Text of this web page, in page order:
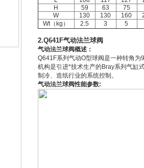
H
59 63 75
W
130 130 160
Wt（kg）
2.5 3 5
2.Q641F气动法兰球阀
气动法兰球阀概述：
Q641F系列气动O型球阀是一种转角为
机构是引进*技术生产的Bray系列气缸
制冷、造纸行业的系统控制。
气动法兰球阀性能参数: